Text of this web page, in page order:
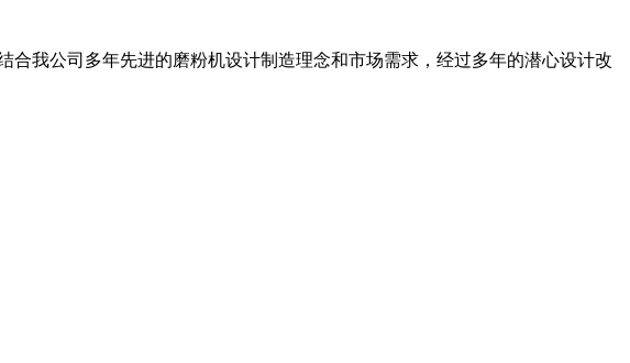
我公司多年先进的磨粉机设计制造理念和市场需求，经过多年的潜心设计改